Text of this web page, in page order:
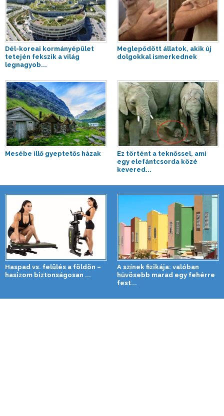
Dél-koreai kormányépület
tetején fekszik a világ
legnagyob...
Meglepődött állatok, akik új
dolgokkal ismerkednek
Mesébe illő gyeptetős házak
Ez történt a teknőssel, ami
egy elefántcsorda közé
kevered...
Haspad vs. felülés a földön –
hasizom biztonságosan ...
A színek fizikája: valóban
hűvösebb marad egy fehérre
fest...